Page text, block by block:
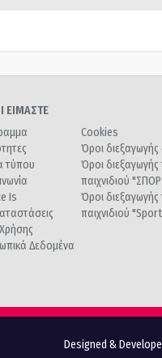
ΕΙΜΑΣΤΕ
τύπου
Is
Δεδομένα
Cookies
Όροι
Όροι
παιχνιδιού
Όροι
παιχνιδιού
Designed &